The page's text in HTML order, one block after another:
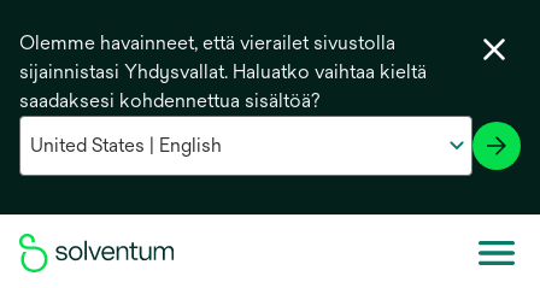
Olemme havainneet, että vierailet sivustolla
sijainnistasi Yhdysvallat. Haluatko vaihtaa kieltä
saadaksesi kohdennettua sisältöä?